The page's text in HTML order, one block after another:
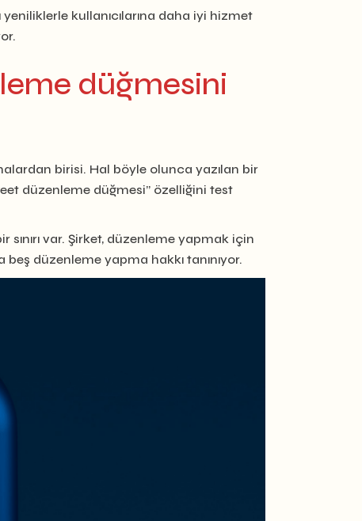
kullanıcılarına daha iyi hizmet
düğmesini
birisi. Hal böyle olunca yazılan bir
düzenleme düğmesi” özelliğini test
var. Şirket, düzenleme yapmak için
düzenleme yapma hakkı tanınıyor.